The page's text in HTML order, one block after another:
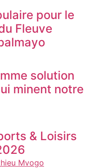
pour le
Fleuve
solution
minent notre
& Loisirs
Mvogo